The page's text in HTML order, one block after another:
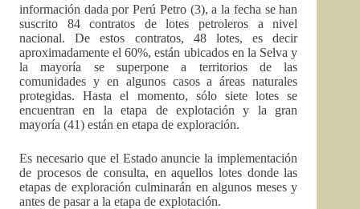
información dada por Perú Petro (3), a la fecha se han
suscrito 84 contratos de lotes petroleros a nivel
nacional. De estos contratos, 48 lotes, es decir
aproximadamente el 60%, están ubicados en la Selva y
la mayoría se superpone a territorios de las
comunidades y en algunos casos a áreas naturales
protegidas. Hasta el momento, sólo siete lotes se
encuentran en la etapa de explotación y la gran
mayoría (41) están en etapa de exploración.
Es necesario que el Estado anuncie la implementación
de procesos de consulta, en aquellos lotes donde las
etapas de exploración culminarán en algunos meses y
antes de pasar a la etapa de explotación.